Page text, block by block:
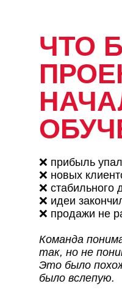
❌ прибыль
❌ новых
❌ стабильного
❌ идеи
❌ продажи не
Команда
так, но не
Это было
было вслепую.
ЧТО